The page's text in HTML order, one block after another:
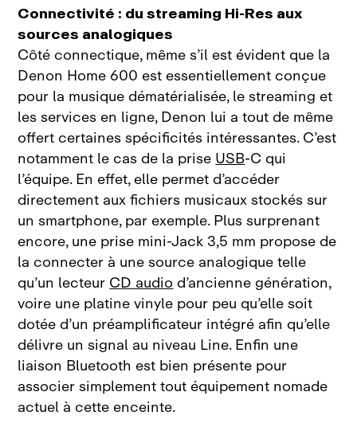
Connectivité : du streaming Hi‑Res aux
sources analogiques
Côté connectique, même s’il est évident que la
Denon Home 600 est essentiellement conçue
pour la musique dématérialisée, le streaming et
les services en ligne, Denon lui a tout de même
offert certaines spécificités intéressantes. C’est
notamment le cas de la priseUSB‑C qui
l’équipe. En effet, elle permet d’accéder
directement aux fichiers musicaux stockés sur
un smartphone, par exemple. Plus surprenant
encore, une prise mini‑Jack 3,5 mm propose de
la connecter à une source analogique telle
qu’un lecteurCD audiod’ancienne génération,
voire une platine vinyle pour peu qu’elle soit
dotée d’un préamplificateur intégré afin qu’elle
délivre un signal au niveau Line. Enfin une
liaison Bluetooth est bien présente pour
associer simplement tout équipement nomade
actuel à cette enceinte.